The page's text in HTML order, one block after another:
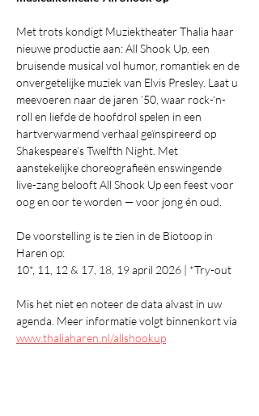
Met trots kondigt Muziektheater Thalia haar
nieuwe productie aan: All Shook Up, een
bruisende musical vol humor, romantiek en de
onvergetelijke muziek van Elvis Presley. Laat u
meevoeren naar de jaren ’50, waar rock-‘n-
roll en liefde de hoofdrol spelen in een
hartverwarmend verhaal geïnspireerd op
Shakespeare’s Twelfth Night. Met
aanstekelijke choreografieën enswingende
live-zang belooft All Shook Up een feest voor
oog en oor te worden — voor jong én oud.
De voorstelling is te zien in de Biotoop in
Haren op:
10*, 11, 12 & 17, 18, 19 april 2026 | *Try-out
Mis het niet en noteer de data alvast in uw
agenda. Meer informatie volgt binnenkort via
www.thaliaharen.nl/allshookup